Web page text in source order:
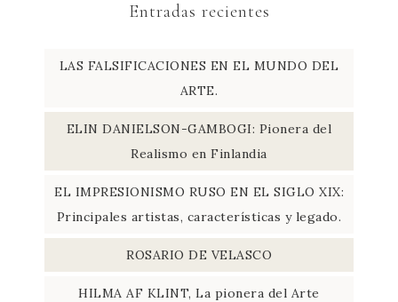
Entradas recientes
LAS FALSIFICACIONES EN EL MUNDO DEL
ARTE.
ELIN DANIELSON-GAMBOGI: Pionera del
Realismo en Finlandia
EL IMPRESIONISMO RUSO EN EL SIGLO XIX:
Principales artistas, características y legado.
ROSARIO DE VELASCO
HILMA AF KLINT, La pionera del Arte